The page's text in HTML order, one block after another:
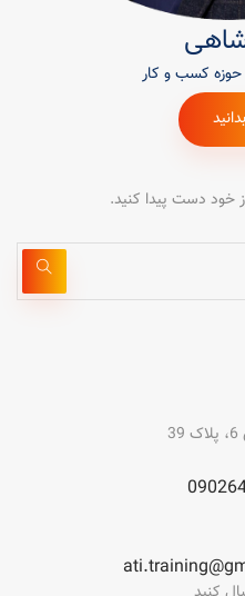
کسب و کار
خود دست پیدا کنید.